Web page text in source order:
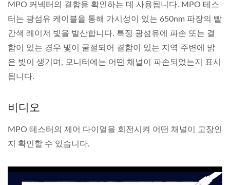
MPO 커넥터의 결함을 확인하는 데 사용됩니다. MPO 테스
터는 광섬유 케이블을 통해 가시성이 있는 650nm 파장의 빨
간색 레이저 빛을 발산합니다. 특정 광섬유에 파손 또는 결
함이 있는 경우 빛이 굴절되어 결함이 있는 지역 주변에 밝
은 빛이 생기며, 모니터에는 어떤 채널이 파손되었는지 표시
됩니다.
비디오
MPO 테스터의 제어 다이얼을 회전시켜 어떤 채널이 고장인
지 확인할 수 있습니다.